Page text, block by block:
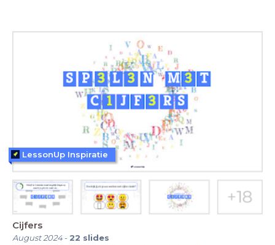
Cijfers
August 2024- 22 slides
LessonUp Inspiratie